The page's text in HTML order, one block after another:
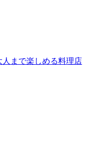
まで楽しめる料理店